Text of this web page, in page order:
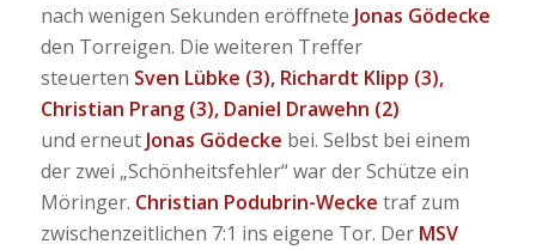
nach wenigen Sekunden eröffnete Jonas Gödecke
den Torreigen. Die weiteren Treffer
steuerten Sven Lübke (3), Richardt Klipp (3),
Christian Prang (3), Daniel Drawehn (2)
und erneut Jonas Gödecke bei. Selbst bei einem
der zwei „Schönheitsfehler“ war der Schütze ein
Möringer. Christian Podubrin-Wecke traf zum
zwischenzeitlichen 7:1 ins eigene Tor. Der MSV